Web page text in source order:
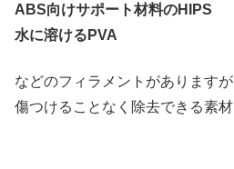
ABS向けサポート材料のHIPS
水に溶けるPVA
などのフィラメントがあります
傷つけることなく除去できる素材